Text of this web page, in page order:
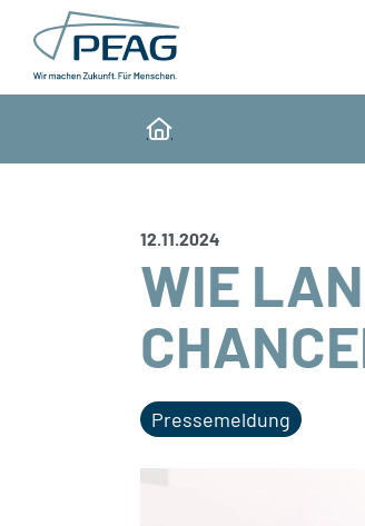
Direkt zu den Inhalten springen
Home
12.11.2024
WIE
Pressemeldung